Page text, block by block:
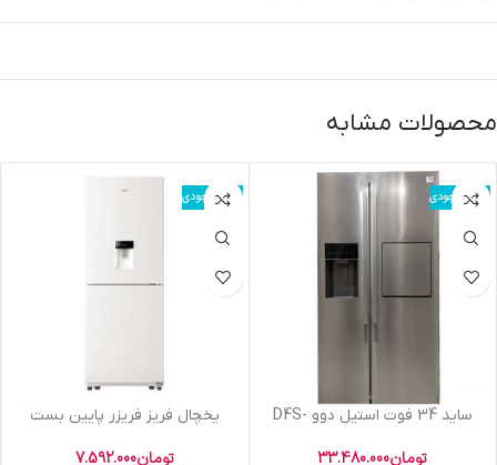
محصولات مشابه
اتمام موجودی
سايد 34 فوت استيل دوو D4S-
تومان33.480.000
اتمام موجودی
يخچال فريز فريزر پايين بست
تومان7.592.000